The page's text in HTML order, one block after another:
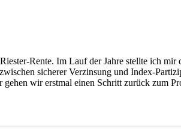
Rente. Im Lauf der Jahre stellte ich
sicherer Verzinsung und Index-
wir erstmal einen Schritt zurück zum